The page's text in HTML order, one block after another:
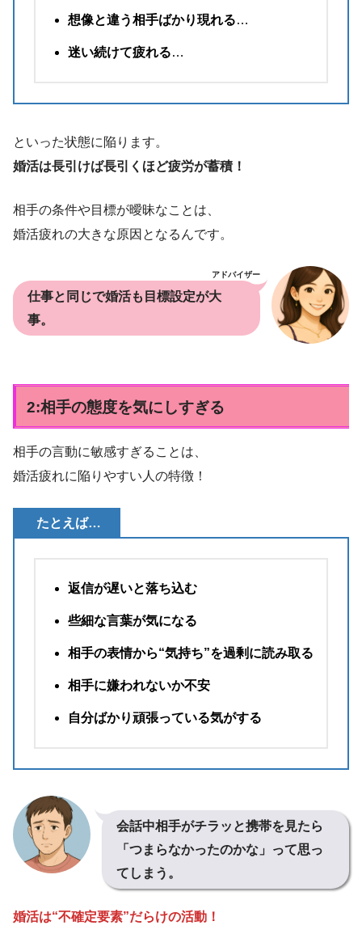
想像と違う相手ばかり現れる…
迷い続けて疲れる…
といった状態に陥ります。
婚活は長引けば長引くほど疲労が蓄積！
相手の条件や目標が曖昧なことは、
婚活疲れの大きな原因となるんです。
アドバイザー
仕事と同じで婚活も目標設定が大
事。
2:相手の態度を気にしすぎる
相手の言動に敏感すぎることは、
婚活疲れに陥りやすい人の特徴！
たとえば…
返信が遅いと落ち込む
些細な言葉が気になる
相手の表情から“気持ち”を過剰に読み取る
相手に嫌われないか不安
自分ばかり頑張っている気がする
会話中相手がチラッと携帯を見たら
「つまらなかったのかな」って思っ
てしまう。
婚活は“不確定要素”だらけの活動！